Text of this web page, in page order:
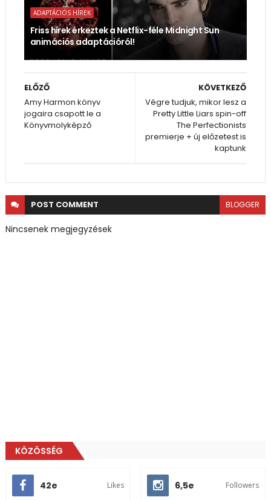
ADAPTÁCIÓS HÍREK
Friss hírek érkeztek a Netflix-féle Midnight Sun
animációs adaptációról!
KÖVETKEZŐ
Végre tudjuk, mikor lesz a
Pretty Little Liars spin-off
The Perfectionists
premierje + új előzetest is
kaptunk
ELŐZŐ
Amy Harmon könyv
jogaira csapott le a
Könyvmolyképző
POST COMMENT BLOGGER
Nincsenek megjegyzések
KÖZÖSSÉG
42e Likes 6,5e Followers